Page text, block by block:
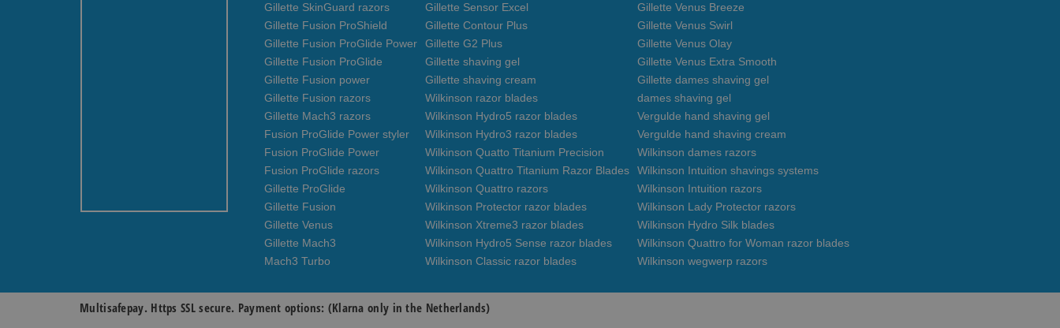
Gillette SkinGuard razors
Gillette Fusion ProShield
Gillette Fusion ProGlide Power
Gillette Fusion ProGlide
Gillette Fusion power
Gillette Fusion razors
Gillette Mach3 razors
Fusion ProGlide Power styler
Fusion ProGlide Power
Fusion ProGlide razors
Gillette ProGlide
Gillette Fusion
Gillette Venus
Gillette Mach3
Mach3 Turbo
Gillette Sensor Excel
Gillette Contour Plus
Gillette G2 Plus
Gillette shaving gel
Gillette shaving cream
Wilkinson razor blades
Wilkinson Hydro5 razor blades
Wilkinson Hydro3 razor blades
Wilkinson Quatto Titanium Precision
Wilkinson Quattro Titanium Razor Blades
Wilkinson Quattro razors
Wilkinson Protector razor blades
Wilkinson Xtreme3 razor blades
Wilkinson Hydro5 Sense razor blades
Wilkinson Classic razor blades
Gillette Venus Breeze
Gillette Venus Swirl
Gillette Venus Olay
Gillette Venus Extra Smooth
Gillette dames shaving gel
dames shaving gel
Vergulde hand shaving gel
Vergulde hand shaving cream
Wilkinson dames razors
Wilkinson Intuition shavings systems
Wilkinson Intuition razors
Wilkinson Lady Protector razors
Wilkinson Hydro Silk blades
Wilkinson Quattro for Woman razor blades
Wilkinson wegwerp razors
Multisafepay. Https SSL secure. Payment options: (Klarna only in the Netherlands)